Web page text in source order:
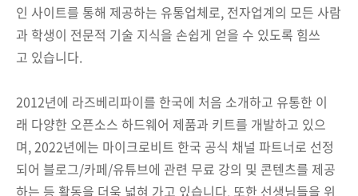
인 사이트를 통해 제공하는 유통업체로, 전자업계의 모든 사람
과 학생이 전문적 기술 지식을 손쉽게 얻을 수 있도록 힘쓰
고 있습니다.
2012년에 라즈베리파이를 한국에 처음 소개하고 유통한 이
래 다양한 오픈소스 하드웨어 제품과 키트를 개발하고 있으
며, 2022년에는 마이크로비트 한국 공식 채널 파트너로 선정
되어 블로그/카페/유튜브에 관련 무료 강의 및 콘텐츠를 제공
하는 등 활동을 더욱 넓혀 가고 있습니다. 또한 선생님들을 위